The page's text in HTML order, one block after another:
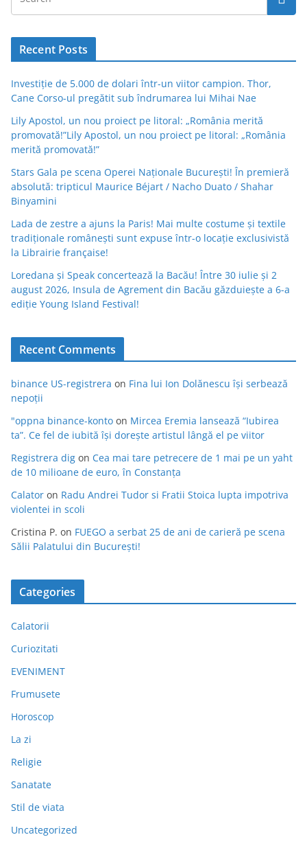
Recent Posts
Investiție de 5.000 de dolari într-un viitor campion. Thor,
Cane Corso-ul pregătit sub îndrumarea lui Mihai Nae
Lily Apostol, un nou proiect pe litoral: „România merită
promovată!”Lily Apostol, un nou proiect pe litoral: „România
merită promovată!”
Stars Gala pe scena Operei Naționale București! În premieră
absolută: tripticul Maurice Béjart / Nacho Duato / Shahar
Binyamini
Lada de zestre a ajuns la Paris! Mai multe costume și textile
tradiționale românești sunt expuse într-o locație exclusivistă
la Librairie française!
Loredana și Speak concertează la Bacău! Între 30 iulie și 2
august 2026, Insula de Agrement din Bacău găzduiește a 6-a
ediție Young Island Festival!
Recent Comments
binance US-registrera on Fina lui Ion Dolănescu își serbează
nepoții
"oppna binance-konto on Mircea Eremia lansează “Iubirea
ta”. Ce fel de iubită își dorește artistul lângă el pe viitor
Registrera dig on Cea mai tare petrecere de 1 mai pe un yaht
de 10 milioane de euro, în Constanța
Calator on Radu Andrei Tudor si Fratii Stoica lupta impotriva
violentei in scoli
Cristina P. on FUEGO a serbat 25 de ani de carieră pe scena
Sălii Palatului din București!
Categories
Calatorii
Curiozitati
EVENIMENT
Frumusete
Horoscop
La zi
Religie
Sanatate
Stil de viata
Uncategorized